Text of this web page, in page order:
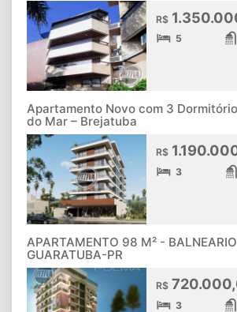
R$
5
Apartamento Novo com 3
do Mar – Brejatuba
R$
3
APARTAMENTO 98 M² -
GUARATUBA-PR
R$
3